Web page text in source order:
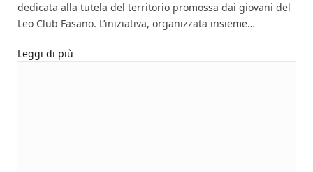
dedicata alla tutela del territorio promossa dai giovani del
Leo Club Fasano. L’iniziativa, organizzata insieme…
Leggi di più